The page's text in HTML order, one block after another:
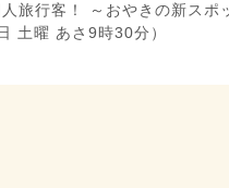
旅行客！ ～おやきの新スポ
土曜 あさ9時30分）